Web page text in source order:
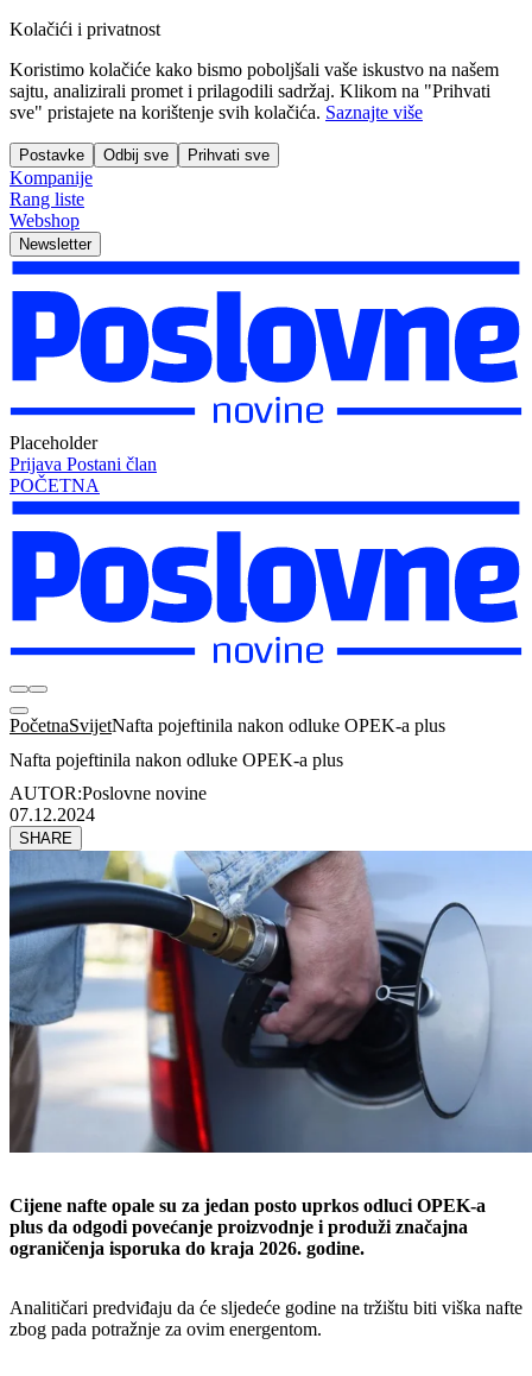
Kolačići i privatnost
Koristimo kolačiće kako bismo poboljšali vaše iskustvo na našem
sajtu, analizirali promet i prilagodili sadržaj. Klikom na "Prihvati
sve" pristajete na korištenje svih kolačića. Saznajte više
Postavke Odbij sve Prihvati sve
Kompanije
Rang liste
Webshop
Newsletter
Placeholder
Prijava Postani član
POČETNA
PočetnaSvijetNafta pojeftinila nakon odluke OPEK-a plus
Nafta pojeftinila nakon odluke OPEK-a plus
AUTOR:Poslovne novine
07.12.2024
SHARE
Cijene nafte opale su za jedan posto uprkos odluci OPEK-a
plus da odgodi povećanje proizvodnje i produži značajna
ograničenja isporuka do kraja 2026. godine.
Analitičari predviđaju da će sljedeće godine na tržištu biti viška nafte
zbog pada potražnje za ovim energentom.